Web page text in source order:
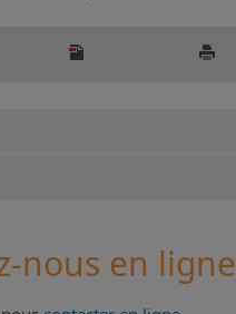
nous en ligne